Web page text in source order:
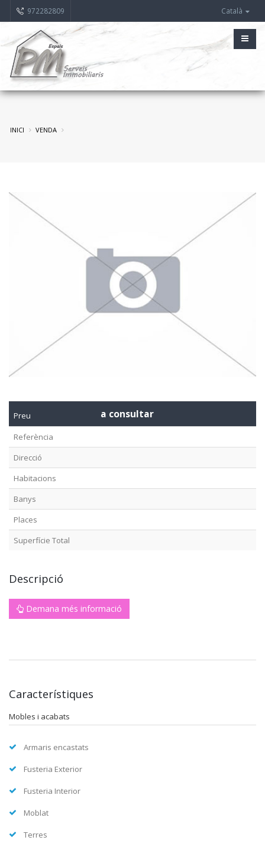
972282809 Català
INICI VENDA
Preu a consultar
Referència
Direcció
Habitacions
Banys
Places
Superfície Total
Descripció
Demana més informació
Característiques
Mobles i acabats
Armaris encastats
Fusteria Exterior
Fusteria Interior
Moblat
Terres